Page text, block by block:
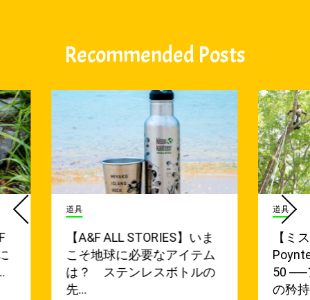
Recommended Posts
道具
【A&F ALL STORIES】いま
こそ地球に必要なアイテム
は？ ステンレスボトルの
先…
道具
【ミ
50 ──
の矜